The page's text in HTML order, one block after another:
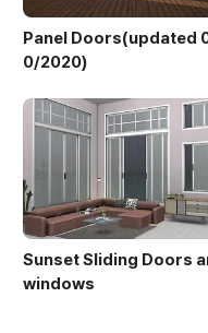
Panel Doors(updated
0/2020)
Sunset Sliding Doors
windows